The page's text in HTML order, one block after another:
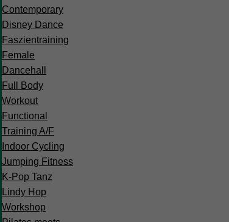
Contemporary
Disney Dance
Faszientraining
Female
Dancehall
Full Body
Workout
Functional
Training A/F
Indoor Cycling
Jumping Fitness
K-Pop Tanz
Lindy Hop
Workshop